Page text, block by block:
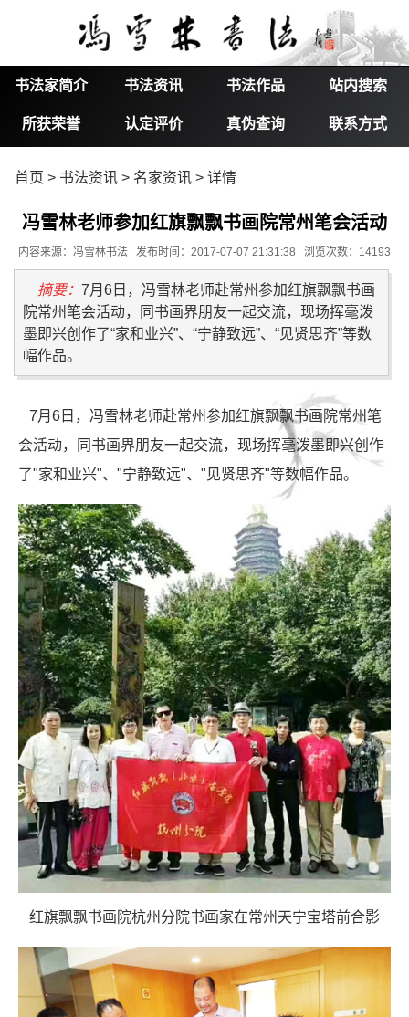
书法家简介 书法资讯 书法作品 站内搜索
所获荣誉 认定评价 真伪查询 联系方式
首页 > 书法资讯 > 名家资讯 > 详情
冯雪林老师参加红旗飘飘书画院常州笔会活动
内容来源：冯雪林书法 发布时间：2017-07-07 21:31:38 浏览次数：14193
摘要：7月6日，冯雪林老师赴常州参加红旗飘飘书画
院常州笔会活动，同书画界朋友一起交流，现场挥毫泼
墨即兴创作了“家和业兴”、“宁静致远”、“见贤思齐”等数
幅作品。
7月6日，冯雪林老师赴常州参加红旗飘飘书画院常州笔
会活动，同书画界朋友一起交流，现场挥毫泼墨即兴创作
了"家和业兴"、"宁静致远"、"见贤思齐"等数幅作品。
红旗飘飘书画院杭州分院书画家在常州天宁宝塔前合影